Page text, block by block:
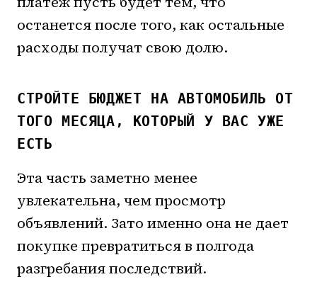
останется после того, как остальные
расходы получат свою долю.
СТРОЙТЕ БЮДЖЕТ НА АВТОМОБИЛЬ ОТ
ТОГО МЕСЯЦА, КОТОРЫЙ У ВАС УЖЕ
ЕСТЬ
Эта часть заметно менее
увлекательна, чем просмотр
объявлений. Зато именно она не дает
покупке превратиться в полгода
разгребания последствий.